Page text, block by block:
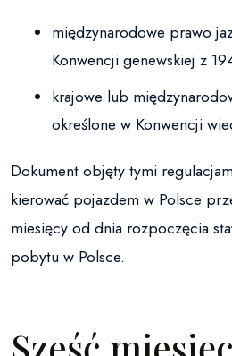
międzynarodowe prawo
Konwencji genewskiej z
krajowe lub
określone w Konwencji
Dokument objęty tymi
kierować pojazdem w Polsce
miesięcy od dnia rozpoczęcia
pobytu w Polsce.